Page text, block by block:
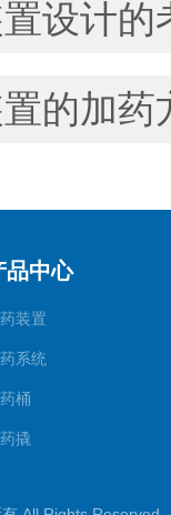
设计的
的加药
品中心
装置
系统
桶
撬